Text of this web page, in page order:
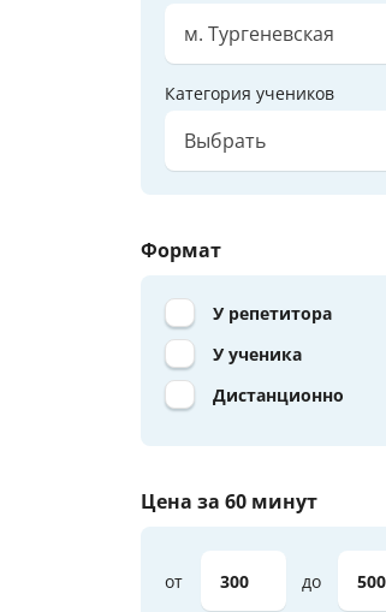
м. Тургеневская
Категория учеников
Выбрать
Формат
У репетитора
У ученика
Дистанционно
Цена за 60 минут
от до